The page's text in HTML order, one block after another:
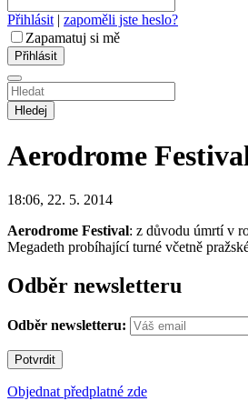
Přihlásit | zapoměli jste heslo?
Zapamatuj si mě
Hledej
Aerodrome
18:06, 22. 5. 2014
Aerodrome Festival: z důvodu úmrtí v
Megadeth probíhající turné včetně
Odběr newsletteru
Odběr newsletteru:
Objednat předplatné zde